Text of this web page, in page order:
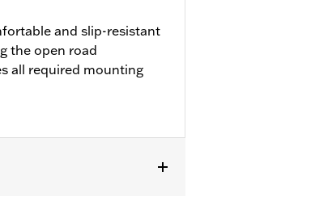
and slip-resistant
the open road
all required mounting